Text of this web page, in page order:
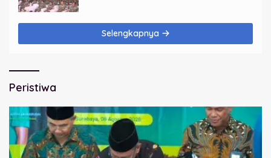
Selengkapnya
Peristiwa